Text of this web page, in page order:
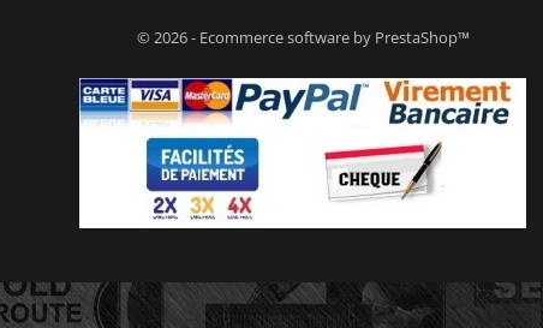
© 2026 - Ecommerce software by PrestaShop™